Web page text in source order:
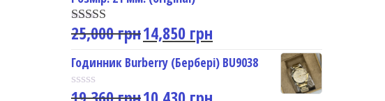
o
u
t
o
5
Rated5.00
out of 5
25,000грн14,850 грн
Годинник Burberry (Бербері) BU9038
R